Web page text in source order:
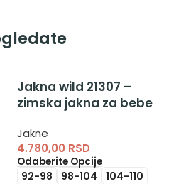
Jakna wild 21307 –
zimska jakna za bebe
Jakne
4.780,00 RSD
Odaberite Opcije
92-98 98-104
104-110